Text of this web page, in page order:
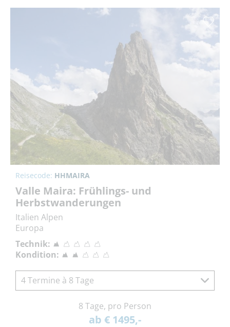
Reisecode: HHMAIRA
Valle Maira: Frühlings- und
Herbstwanderungen
Italien Alpen
Europa
Technik:
Kondition:
4 Termine à 8 Tage
8 Tage, pro Person
ab € 1495,-